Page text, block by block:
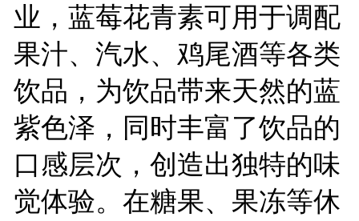
业，蓝莓花青素可用于调配
果汁、汽水、鸡尾酒等各类
饮品，为饮品带来天然的蓝
紫色泽，同时丰富了饮品的
口感层次，创造出独特的味
觉体验。在糖果、果冻等休